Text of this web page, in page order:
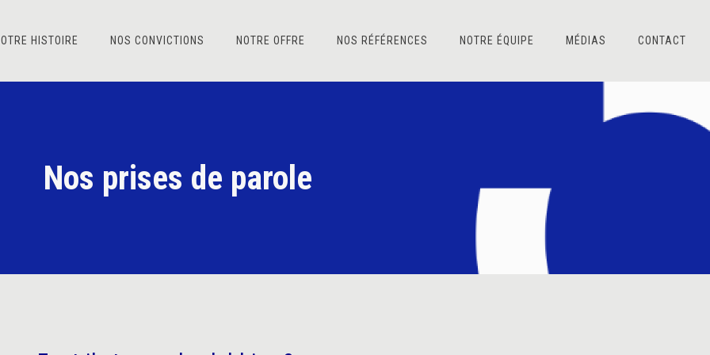
HISTOIRE NOS CONVICTIONS NOTRE OFFRE NOS RÉFÉRENCES NOTRE ÉQUIPE MÉDIAS CONTACT
Nos prises de parole